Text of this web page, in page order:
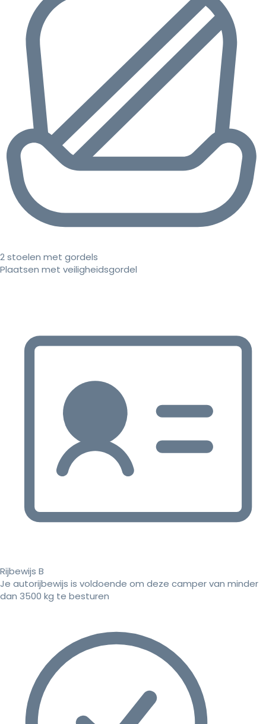
2 stoelen met gordels
Plaatsen met veiligheidsgordel
Rijbewijs B
Je autorijbewijs is voldoende om deze camper van minder
dan 3500 kg te besturen